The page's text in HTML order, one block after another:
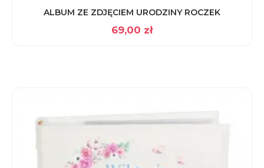
ALBUM ZE ZDJĘCIEM URODZINY ROCZEK
69,00 zł